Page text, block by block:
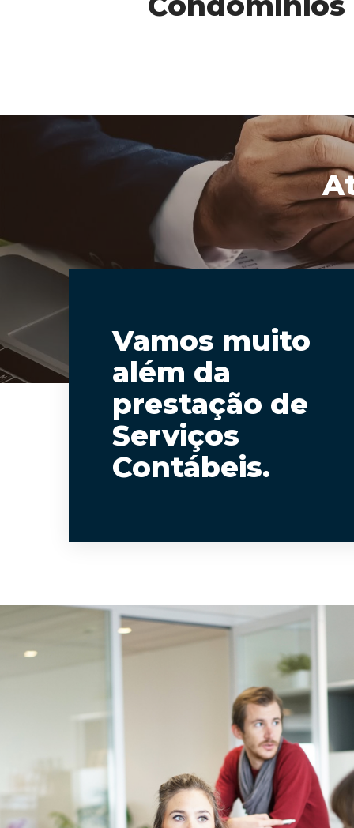
Vamos muito
além da
prestação de
Serviços
Contábeis.